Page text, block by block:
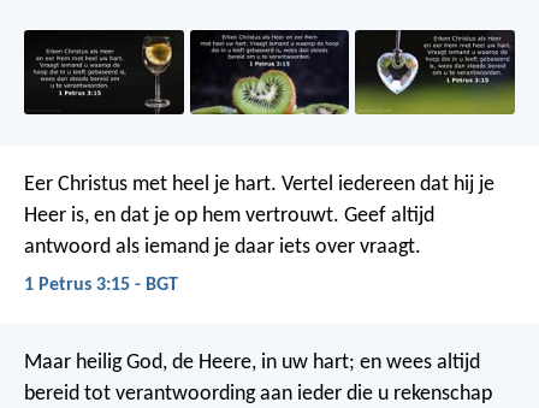
Eer Christus met heel je hart. Vertel iedereen dat hij je
Heer is, en dat je op hem vertrouwt. Geef altijd
antwoord als iemand je daar iets over vraagt.
1 Petrus 3:15 - BGT
Maar heilig God, de Heere, in uw hart; en wees altijd
bereid tot verantwoording aan ieder die u rekenschap